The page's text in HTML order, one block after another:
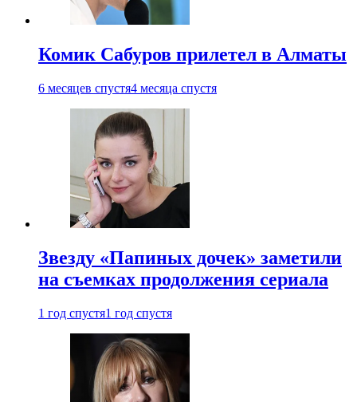
Комик Сабуров прилетел в Алматы
6 месяцев спустя4 месяца спустя
Звезду «Папиных дочек» заметили
на съемках продолжения сериала
1 год спустя1 год спустя